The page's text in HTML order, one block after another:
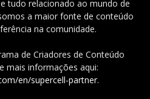
tudo relacionado ao mundo de
a maior fonte de conteúdo
na comunidade.
de Criadores de Conteúdo
mais informações aqui:
en/supercell-partner.